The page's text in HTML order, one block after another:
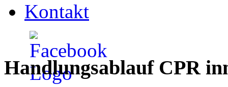
Kontakt
Handlungsablauf CPR